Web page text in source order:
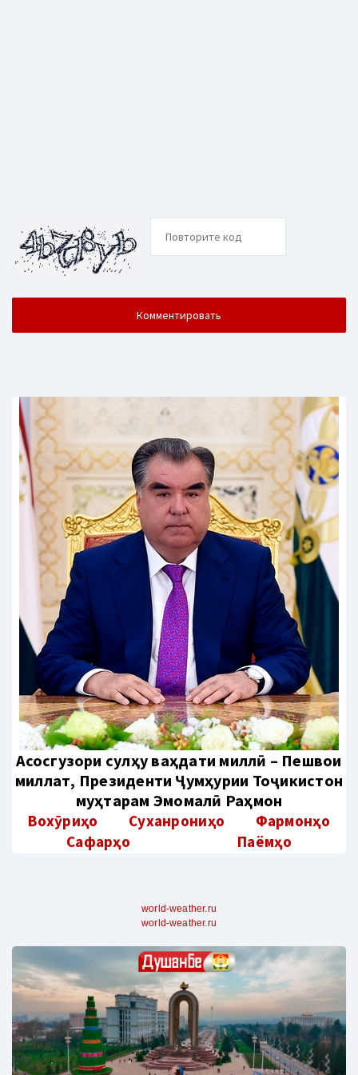
Aсосгузори сулҳу ваҳдати миллӣ – Пешвои
миллат, Президенти Ҷумҳурии Тоҷикистон
муҳтарам Эмомалӣ Раҳмон
Вохӯриҳо Суханрониҳо
Фармонҳо
Сафарҳо
Паёмҳо
world-weather.ru
world-weather.ru